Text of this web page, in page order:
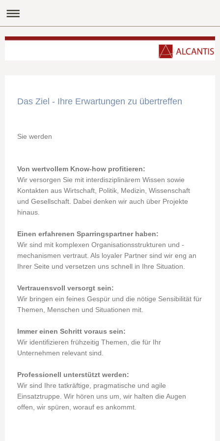
Das Ziel - Ihre Erwartungen zu übertreffen
Sie werden
Von wertvollem Know-how profitieren:
Wir versorgen Sie mit interdisziplinärem Wissen sowie
Kontakten aus Wirtschaft, Politik, Medizin, Wissenschaft
und Gesellschaft. Dabei denken wir auch über Projekte
hinaus.
Einen erfahrenen Sparringspartner haben:
Wir sind mit komplexen Organisationsstrukturen und -
mechanismen vertraut. Als loyaler Partner sind wir eng an
Ihrer Seite und versetzen uns schnell in Ihre Situation.
Vertrauensvoll versorgt sein:
Wir bringen ein feines Gespür und die nötige Sensibilität für
Themen, Menschen und Situationen mit.
Immer einen Schritt voraus sein:
Wir identifizieren frühzeitig Themen, die für Ihr
Unternehmen relevant sind.
Professionell unterstützt werden:
Wir sind Ihre tatkräftige, pragmatische und agile
Einsatztruppe. Wir hören uns um, wir halten die Augen
offen, wir spüren, worauf es ankommt.